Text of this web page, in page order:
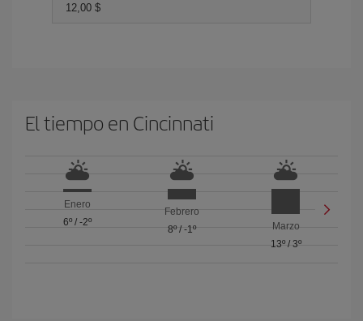
12,00 $
El tiempo en Cincinnati
Enero
6º/ -2º
Febrero
8º/ -1º
Marzo
13º/ 3º